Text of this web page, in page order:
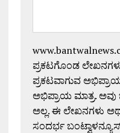
ಪ್ರಕಟಗೊಂಡ
ಪ್ರಕಟವಾಗುವ
ಅಭಿಪ್ರಾಯ ಮಾತ್ರ. ಅವು
ಅಲ್ಲ. ಈ ಲೇಖನಗಳು
ಸಂದರ್ಭ